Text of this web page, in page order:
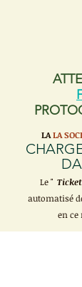
LALA
Le " Ticket
automatisé
en ce